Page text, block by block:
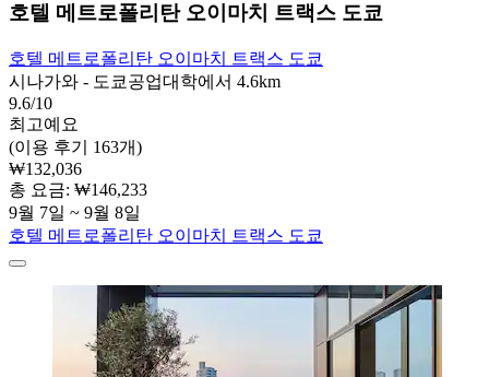
호텔 메트로폴리탄 오이마치 트랙스 도쿄
호텔 메트로폴리탄 오이마치 트랙스 도쿄
시나가와 - 도쿄공업대학에서 4.6km
9.6/10
최고예요
(이용 후기 163개)
₩132,036
총 요금: ₩146,233
9월 7일 ~ 9월 8일
호텔 메트로폴리탄 오이마치 트랙스 도쿄